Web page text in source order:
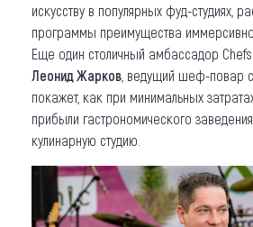
искусству в популярных фуд-студиях,
программы преимущества
Еще один столичный амбассадор
Леонид Жарков , ведущий шеф-повар
покажет, как при минимальных
прибыли гастрономического
кулинарную студию.